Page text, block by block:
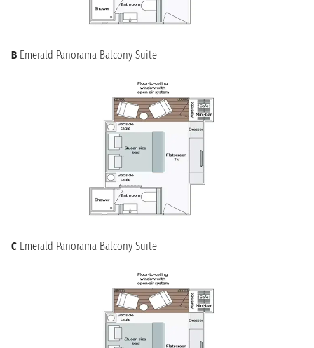
B Emerald Panorama Balcony Suite
C Emerald Panorama Balcony Suite